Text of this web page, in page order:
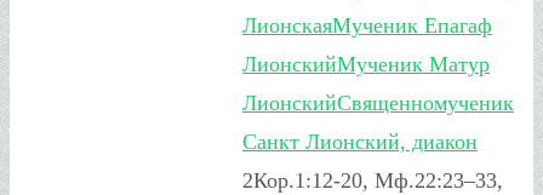
ЛионскаяМученик Епагаф
ЛионскийМученик Матур
ЛионскийСвященномученик
Санкт Лионский, диакон
2Кор.1:12-20, Мф.22:23–33,